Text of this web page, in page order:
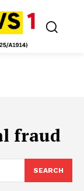
fraud
SEARCH